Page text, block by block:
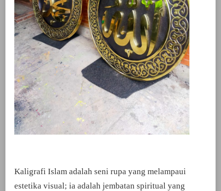
Kaligrafi Islam adalah seni rupa yang melampaui
estetika visual; ia adalah jembatan spiritual yang